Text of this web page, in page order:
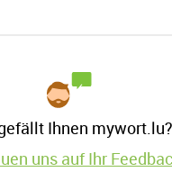
Ihnen mywort.lu?
uns auf Ihr